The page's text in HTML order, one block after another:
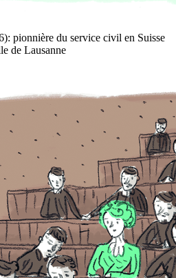
pionnière du service civil en Suisse
de Lausanne